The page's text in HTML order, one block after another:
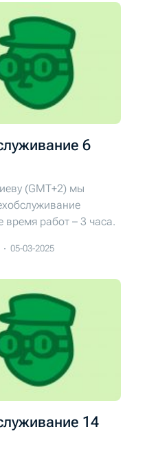
6
(GMT+2) мы
время работ – 3 часа.
05-03-2025
14